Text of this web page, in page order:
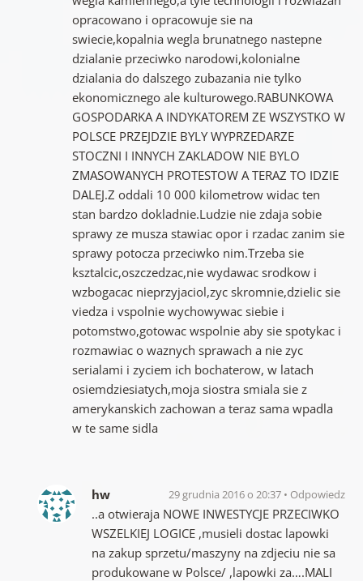
opracowano i opracowuje sie na
swiecie,kopalnia wegla brunatnego nastepne
dzialanie przeciwko narodowi,kolonialne
dzialania do dalszego zubazania nie tylko
ekonomicznego ale kulturowego.RABUNKOWA
GOSPODARKA A INDYKATOREM ZE WSZYSTKO W
POLSCE PRZEJDZIE BYLY WYPRZEDARZE
STOCZNI I INNYCH ZAKLADOW NIE BYLO
ZMASOWANYCH PROTESTOW A TERAZ TO IDZIE
DALEJ.Z oddali 10 000 kilometrow widac ten
stan bardzo dokladnie.Ludzie nie zdaja sobie
sprawy ze musza stawiac opor i rzadac zanim sie
sprawy potocza przeciwko nim.Trzeba sie
ksztalcic,oszczedzac,nie wydawac srodkow i
wzbogacac nieprzyjaciol,zyc skromnie,dzielic sie
viedza i vspolnie wychowywac siebie i
potomstwo,gotowac wspolnie aby sie spotykac i
rozmawiac o waznych sprawach a nie zyc
serialami i zyciem ich bochaterow, w latach
osiemdziesiatych,moja siostra smiala sie z
amerykanskich zachowan a teraz sama wpadla
w te same sidla
hw 29 grudnia 2016 o 20:37 Odpowiedz
..a otwieraja NOWE INWESTYCJE PRZECIWKO
WSZELKIEJ LOGICE ,musieli dostac lapowki
na zakup sprzetu/maszyny na zdjeciu nie sa
produkowane w Polsce/ ,lapowki za….MALI